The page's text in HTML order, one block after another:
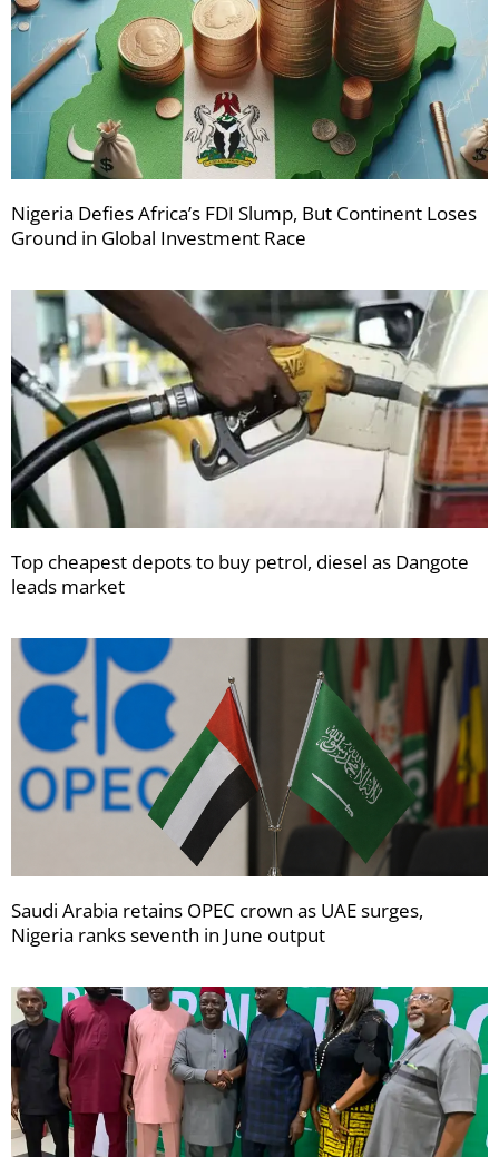
Nigeria Defies Africa’s FDI Slump, But Continent Loses
Ground in Global Investment Race
Top cheapest depots to buy petrol, diesel as Dangote
leads market
Saudi Arabia retains OPEC crown as UAE surges,
Nigeria ranks seventh in June output